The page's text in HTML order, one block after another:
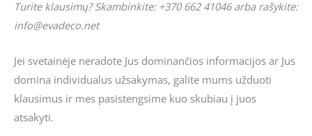
Turite klausimų? Skambinkite: +370 662 41046 arba rašykite:
info@evadeco.net
Jei svetainėje neradote Jus dominančios informacijos ar Jus
domina individualus užsakymas, galite mums užduoti
klausimus ir mes pasistengsime kuo skubiau į juos
atsakyti.